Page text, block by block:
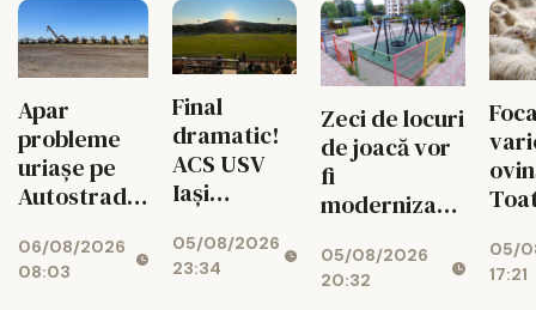
Apar
probleme
uriașe pe
Autostrada
Finanțarea
SAFE, în
06/08/2026
08:03
Final
dramatic!
ACS USV
Iași
scorul în
minutul
05/08/2026
23:34
Zeci de locuri
de joacă vor
fi
modernizate,
vor avea
zone de
05/08/2026
20:32
din
vor
05/
17:21